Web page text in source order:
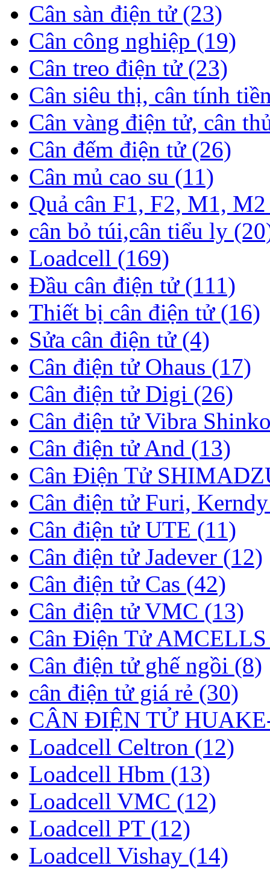
Cân sàn điện tử (23)
Cân công nghiệp (19)
Cân treo điện tử (23)
Cân siêu thị, cân tính
Cân vàng điện tử, cân
Cân đếm điện tử (26)
Cân mủ cao su (11)
Quả cân F1, F2, M1,
cân bỏ túi,cân tiểu ly
Loadcell (169)
Đầu cân điện tử (111)
Thiết bị cân điện tử (16)
Sửa cân điện tử (4)
Cân điện tử Ohaus (17)
Cân điện tử Digi (26)
Cân điện tử Vibra
Cân điện tử And (13)
Cân Điện Tử
Cân điện tử Furi,
Cân điện tử UTE (11)
Cân điện tử Jadever (12)
Cân điện tử Cas (42)
Cân điện tử VMC (13)
Cân Điện Tử
Cân điện tử ghế ngồi (8)
cân điện tử giá rẻ (30)
CÂN ĐIỆN TỬ
Loadcell Celtron (12)
Loadcell Hbm (13)
Loadcell VMC (12)
Loadcell PT (12)
Loadcell Vishay (14)